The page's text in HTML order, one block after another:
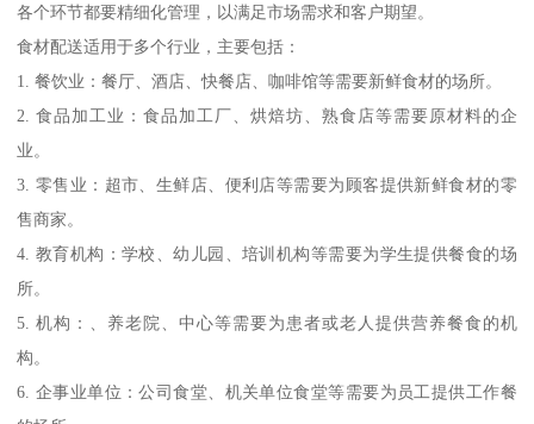
各个环节都要精细化管理，以满足市场需求和客户期望。
食材配送适用于多个行业，主要包括：
1. 餐饮业：餐厅、酒店、快餐店、咖啡馆等需要新鲜食材的场所。
2. 食品加工业：食品加工厂、烘焙坊、熟食店等需要原材料的企
业。
3. 零售业：超市、生鲜店、便利店等需要为顾客提供新鲜食材的零
售商家。
4. 教育机构：学校、幼儿园、培训机构等需要为学生提供餐食的场
所。
5. 机构：、养老院、中心等需要为患者或老人提供营养餐食的机
构。
6. 企事业单位：公司食堂、机关单位食堂等需要为员工提供工作餐